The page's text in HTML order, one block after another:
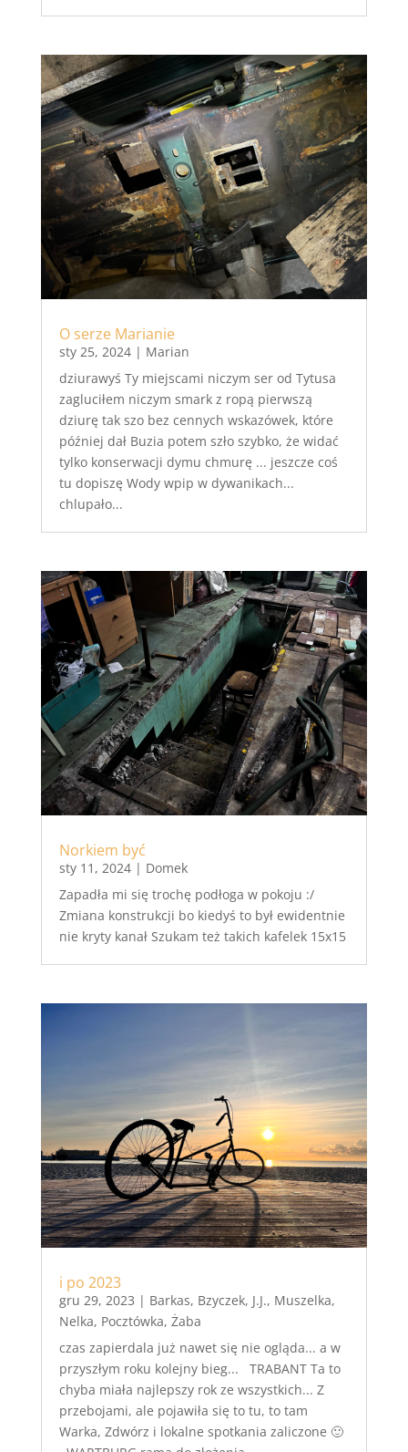
O serze Marianie
sty 25, 2024| Marian
dziurawyś Ty miejscami niczym ser od Tytusa
zagluciłem niczym smark z ropą pierwszą
dziurę tak szo bez cennych wskazówek, które
później dał Buzia potem szło szybko, że widać
tylko konserwacji dymu chmurę ... jeszcze coś
tu dopiszę Wody wpip w dywanikach...
chlupało...
Norkiem być
sty 11, 2024| Domek
Zapadła mi się trochę podłoga w pokoju :/
Zmiana konstrukcji bo kiedyś to był ewidentnie
nie kryty kanał Szukam też takich kafelek 15x15
i po 2023
gru 29, 2023 | Barkas, Bzyczek, J.J., Muszelka,
Nelka, Pocztówka, Żaba
czas zapierdala już nawet się nie ogląda... a w
przyszłym roku kolejny bieg... TRABANT Ta to
chyba miała najlepszy rok ze wszystkich... Z
przebojami, ale pojawiła się to tu, to tam
Warka, Zdwórz i lokalne spotkania zaliczone 🙂